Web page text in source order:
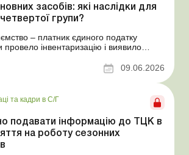
засобів: які наслідки для
групи?
– платник єдиного податку
провело інвентаризацію і виявило
власного виробництва, а також
(далі – ОЗ). Як вплинуть такі
оприбуткуванні на частку сільгоспто...
09.06.2026
та кадри в С/Г
подавати інформацію до ТЦК в
на роботу сезонних